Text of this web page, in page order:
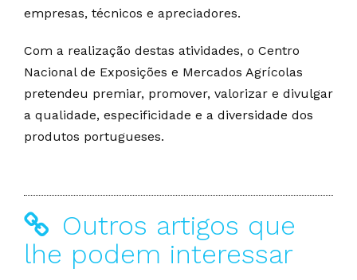
empresas, técnicos e apreciadores.
Com a realização destas atividades, o Centro
Nacional de Exposições e Mercados Agrícolas
pretendeu premiar, promover, valorizar e divulgar
a qualidade, especificidade e a diversidade dos
produtos portugueses.
Outros artigos que
lhe podem interessar